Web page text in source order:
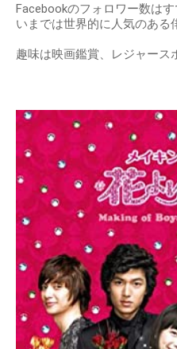
Facebookのフォロワー数はす
いまでは世界的に人気のある
趣味は映画鑑賞、レジャース